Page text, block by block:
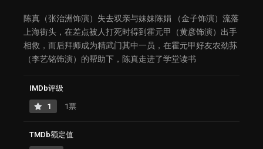
陈真（张治洲饰演）失去双亲与妹妹陈娟 （金子饰演）流落
上海街头，在差点被人打死时得到霍元甲（黄彦饰演）出手
相救，而后拜师成为精武门其中一员，在霍元甲好友农劲荪
（李艺铭饰演）的帮助下，陈真走进了学堂读书
IMDb评级
1 1票
TMDb额定值